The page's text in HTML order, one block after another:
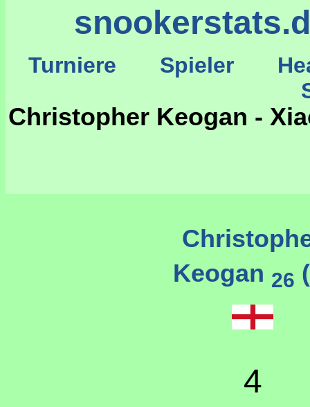
Turniere Spieler
Christopher Keogan -
Keogan 26
4